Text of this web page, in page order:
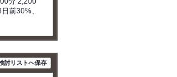
前30%、
討リストへ保存